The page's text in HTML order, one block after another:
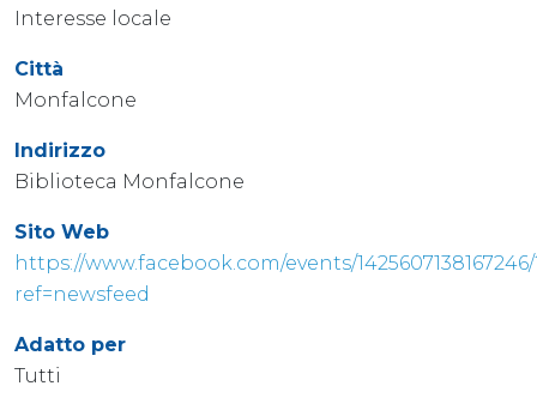
Interesse locale
Città
Monfalcone
Indirizzo
Biblioteca Monfalcone
Sito Web
https://www.facebook.com/events/
ref=newsfeed
Adatto per
Tutti